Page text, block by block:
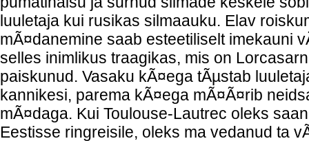
luuletaja kui rusikas silmaauku. Elav
mÃ¤danemine saab esteetiliselt imekauni
selles inimlikus traagikas, mis on
paiskunud. Vasaku kÃ¤ega tÃµstab
kannikesi, parema kÃ¤ega mÃ¤Ã¤rib
mÃ¤daga. Kui Toulouse-Lautrec oleks
Eestisse ringreisile, oleks ma vedanud ta